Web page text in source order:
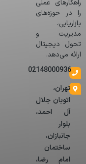
راهکارهای عملی
را در حوزه‌های
بازاریابی،
مدیریت و
تحول دیجیتال
ارائه می‌دهد.
02148000936
تهران،
اتوبان جلال
آل احمد،
بلوار
جانبازان،
ساختمان
امام رضا،